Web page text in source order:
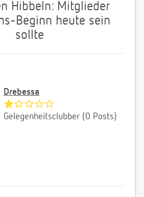
Hibbeln: Mitglieder
Beginn heute sein
sollte
Drebessa
Gelegenheitsclubber (0 Posts)